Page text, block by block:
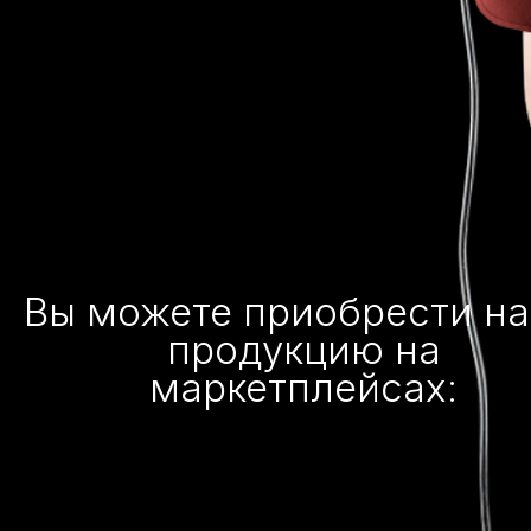
Вы можете приобрести
продукцию на
маркетплейсах: